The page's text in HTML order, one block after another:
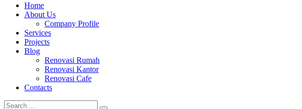
Home
About Us
Company Profile
Services
Projects
Blog
Renovasi Rumah
Renovasi Kantor
Renovasi Cafe
Contacts